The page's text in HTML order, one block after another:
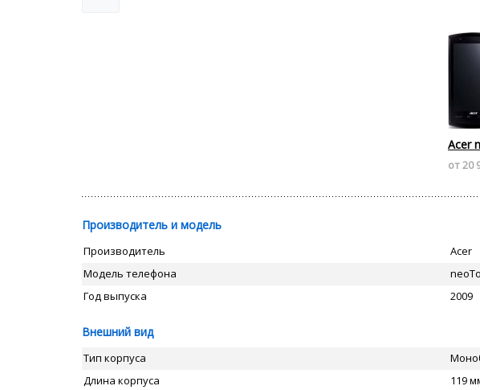
Acer
от 20
Производитель и модель
Производитель Acer
Модель телефона
Год выпуска
2009
Внешний вид
Тип корпуса
Длина корпуса
119